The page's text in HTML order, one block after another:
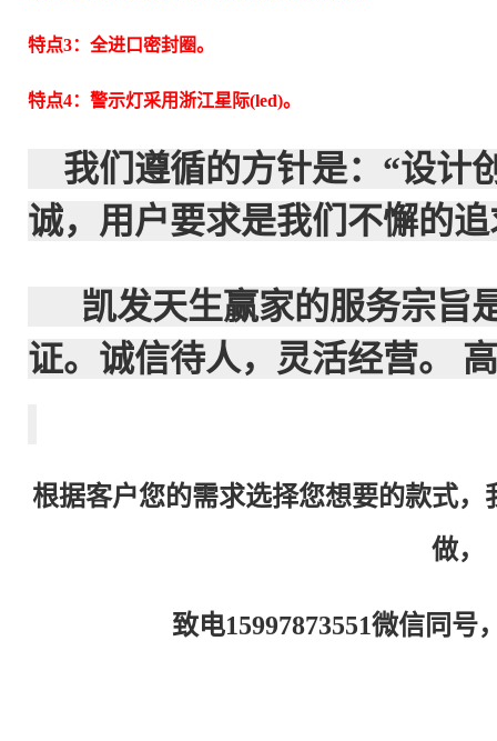
特点3：全进口密封圈。
特点4：警示灯采用浙江星际(led)。
我们遵循的方针是：“设计
诚，用户要求是我们不懈的追
凯发天生赢家的服务宗旨
证。诚信待人，灵活经营。
根据客户您的需求选择您想要的款式
做，
致电15997873551微信同号